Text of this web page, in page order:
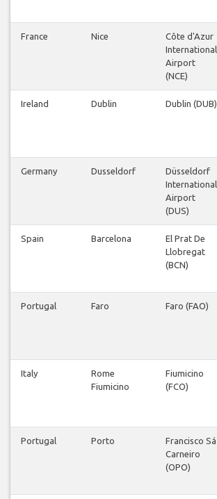
France Nice
Côte d'Azur
International
Airport
(NCE)
Ireland Dublin Dublin (DUB)
Germany Dusseldorf
Düsseldorf
International
Airport
(DUS)
Spain Barcelona
El Prat De
Llobregat
(BCN)
Portugal Faro Faro (FAO)
Italy
Rome
Fiumicino
Fiumicino
(FCO)
Portugal Porto
Francisco Sá
Carneiro
(OPO)